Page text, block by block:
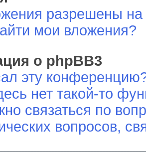
разрешены
мои вложения?
о phpBB3
эту
нет такой-то
связаться по
вопросов,